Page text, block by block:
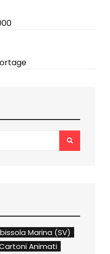
SEARCH
Marina (SV)
Animati